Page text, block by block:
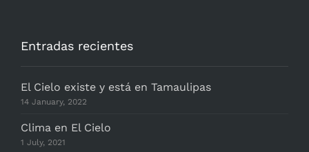
Entradas recientes
El Cielo existe y está en Tamaulipas
14 January, 2022
Clima en El Cielo
1 July, 2021